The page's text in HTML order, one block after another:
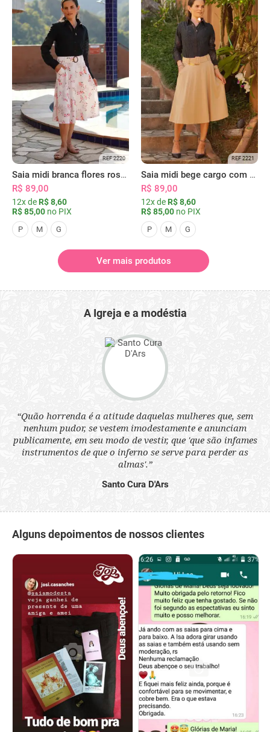
REF 2220
Saia midi branca flores rosas com bolsos
R$ 89,00
12x de R$ 8,60
R$ 85,00 no PIX
P M G
REF 2221
Saia midi bege cargo com bolsos
R$ 89,00
12x de R$ 8,60
R$ 85,00 no PIX
P M G
Ver mais produtos
A Igreja e a modéstia
“Quão horrenda é a atitude daquelas mulheres que, sem
nenhum pudor, se vestem imodestamente e anunciam
publicamente, em seu modo de vestir, que 'que são infames
instrumentos de que o inferno se serve para perder as
almas'.”
Santo Cura D'Ars
Alguns depoimentos de nossos clientes